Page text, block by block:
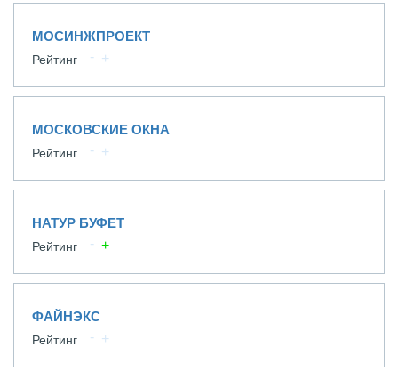
МОСИНЖПРОЕКТ
Рейтинг
МОСКОВСКИЕ ОКНА
Рейтинг
НАТУР БУФЕТ
Рейтинг
ФАЙНЭКС
Рейтинг